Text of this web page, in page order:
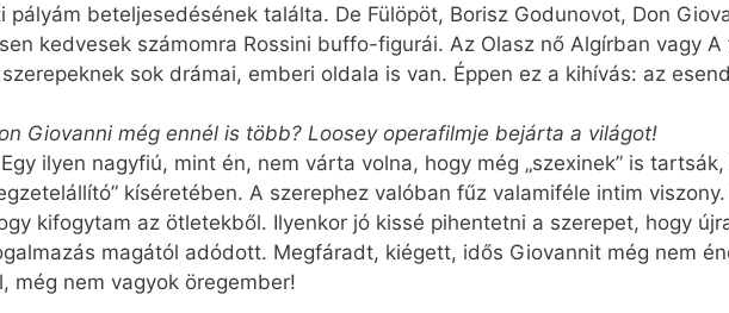
pályám beteljesedésének találta. De Fülöpöt, Borisz Godunovot, Don
kedvesek számomra Rossini buffo-figurái. Az Olasz nő Algírban vagy
sok drámai, emberi oldala is van. Éppen ez a kihívás: az
Giovanni még ennél is több? Loosey operafilmje bejárta a világot!
ilyen nagyfiú, mint én, nem várta volna, hogy még „szexinek” is
kíséretében. A szerephez valóban fűz valamiféle intim
kifogytam az ötletekből. Ilyenkor jó kissé pihentetni a szerepet, hogy
magától adódott. Megfáradt, kiégett, idős Giovannit még nem
még nem vagyok öregember!